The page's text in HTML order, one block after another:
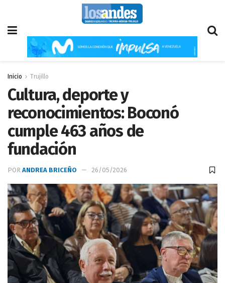
Inicio Trujillo
Cultura, deporte y
reconocimientos: Boconó
cumple 463 años de
fundación
POR ANDREA BRICEÑO 26/05/2026